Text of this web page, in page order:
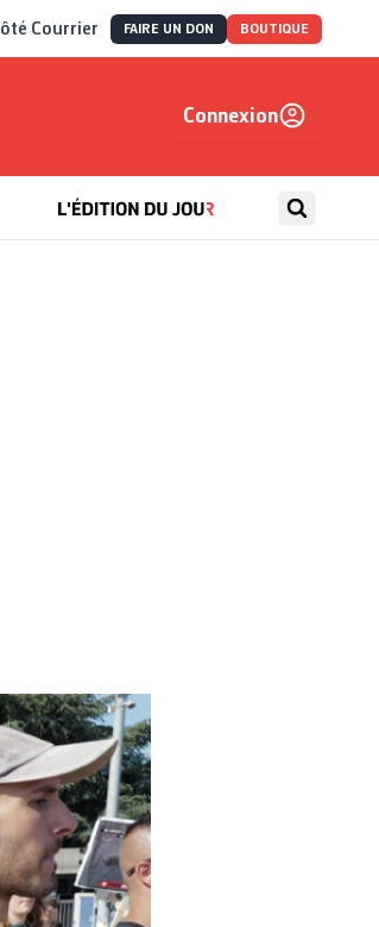
Courrier FAIRE UN DON BOUTIQUE
Connexion